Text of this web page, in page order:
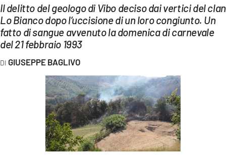
LAC NETWORK
LAC ONAIR
LaC
Network
LACPLAY.IT
LACONAIR.IT
LACITYMAG.IT
Il delitto del geologo di Vibo deciso dai vertici del clan
Lo Bianco dopo l’uccisione di un loro congiunto. Un
fatto di sangue avvenuto la domenica di carnevale
del 21 febbraio 1993
GIUSEPPE BAGLIVO